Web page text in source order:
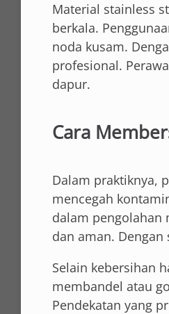
Material stainless
berkala.
noda kusam.
profesional.
dapur.
Cara
Dalam praktiknya,
mencegah
dalam pengolahan
dan aman.
Selain kebersihan
membandel atau
Pendekatan yang